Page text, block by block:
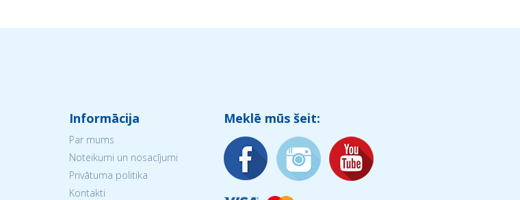
Informācija
Par mums
Noteikumi un nosacījumi
Privātuma politika
Kontakti
Meklē mūs šeit: